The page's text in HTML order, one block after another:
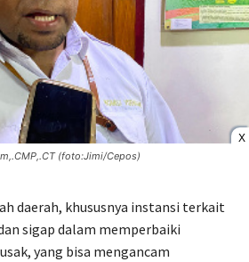
X
(foto:Jimi/Cepos)
daerah, khususnya instansi terkait
sigap dalam memperbaiki
yang bisa mengancam